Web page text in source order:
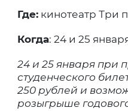
Где: кинотеатр Три
Когда: 24 и 25
24 и 25 января при
студенческого
250 рублей и
розыгрыше